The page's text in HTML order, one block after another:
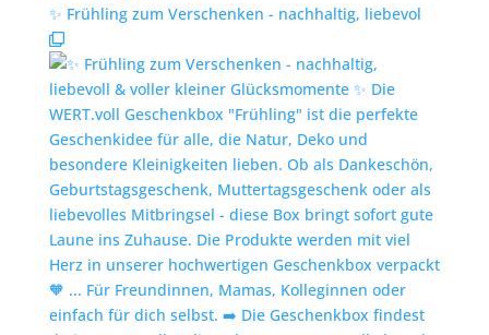
✨️ Frühling zum Verschenken - nachhaltig, liebevol